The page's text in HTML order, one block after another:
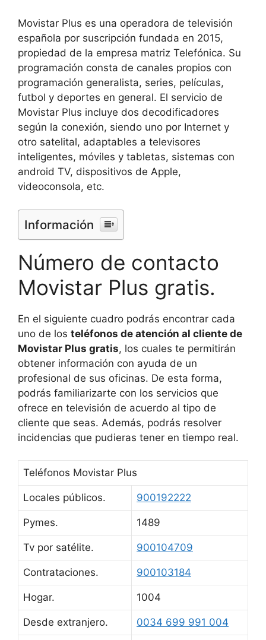
Movistar Plus es una operadora de televisión
española por suscripción fundada en 2015,
propiedad de la empresa matriz Telefónica. Su
programación consta de canales propios con
programación generalista, series, películas,
futbol y deportes en general. El servicio de
Movistar Plus incluye dos decodificadores
según la conexión, siendo uno por Internet y
otro satelital, adaptables a televisores
inteligentes, móviles y tabletas, sistemas con
android TV, dispositivos de Apple,
videoconsola, etc.
Información
Número de contacto
Movistar Plus gratis.
En el siguiente cuadro podrás encontrar cada
uno de los teléfonos de atención al cliente de
Movistar Plus gratis, los cuales te permitirán
obtener información con ayuda de un
profesional de sus oficinas. De esta forma,
podrás familiarizarte con los servicios que
ofrece en televisión de acuerdo al tipo de
cliente que seas. Además, podrás resolver
incidencias que pudieras tener en tiempo real.
Teléfonos Movistar Plus
Locales públicos. 900192222
Pymes. 1489
Tv por satélite. 900104709
Contrataciones. 900103184
Hogar. 1004
Desde extranjero. 0034 699 991 004